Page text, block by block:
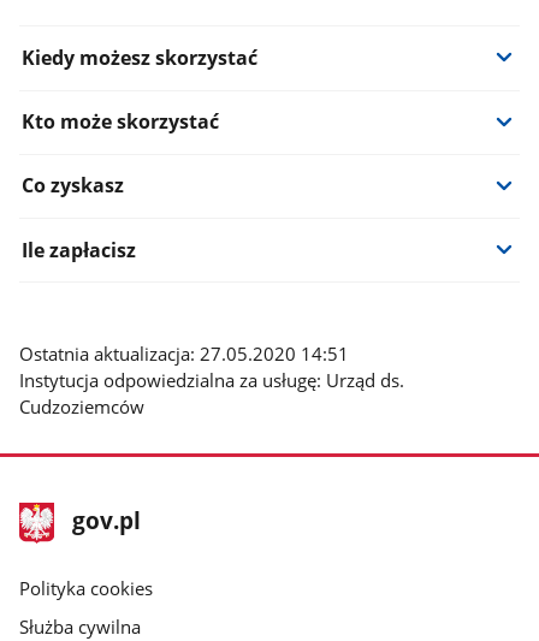
Kiedy możesz skorzystać
Kto może skorzystać
Co zyskasz
Ile zapłacisz
Ostatnia aktualizacja: 27.05.2020 14:51
Instytucja odpowiedzialna za usługę: Urząd ds.
Cudzoziemców
stopka
gov.pl
Strona
gov.pl
gov.pl
Polityka cookies
Służba cywilna